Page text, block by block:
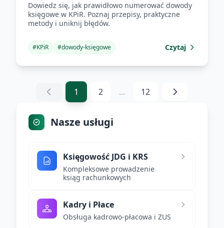
Dowiedz się, jak prawidłowo numerować dowody
księgowe w KPiR. Poznaj przepisy, praktyczne
metody i uniknij błędów.
#KPiR #dowody-księgowe Czytaj
1 2 ... 12
Nasze usługi
Księgowość JDG i KRS
Kompleksowe prowadzenie
ksiąg rachunkowych
Kadry i Płace
Obsługa kadrowo-płacowa i ZUS